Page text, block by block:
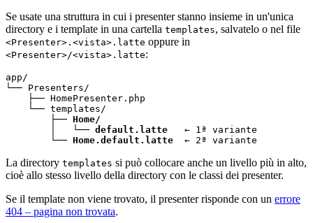
Se usate una struttura in cui i presenter stanno insieme in un'unica
directory e i template in una cartella templates, salvatelo o nel file
<Presenter>.<vista>.latte oppure in
<Presenter>/<vista>.latte:
app/
└── Presenters/
    ├── HomePresenter.php
    └── templates/
        ├──
Home/
        │   └──
default.latte
   ← 1ª variante
        └──
Home.default.latte
  ← 2ª variante
La directory templates si può collocare anche un livello più in alto,
cioè allo stesso livello della directory con le classi dei presenter.
Se il template non viene trovato, il presenter risponde con un errore
404 – pagina non trovata.